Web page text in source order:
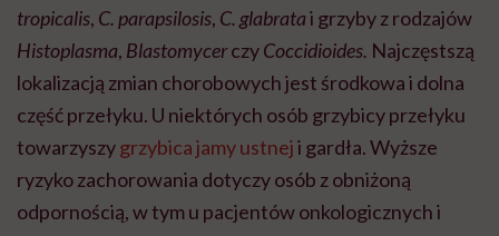
tropicalis, C. parapsilosis, C. glabratai grzyby z rodzajów
Histoplasma, BlastomycerczyCoccidioides. Najczęstszą
lokalizacją zmian chorobowych jest środkowa i dolna
część przełyku. U niektórych osób grzybicy przełyku
towarzyszygrzybica jamy ustneji gardła. Wyższe
ryzyko zachorowania dotyczy osób z obniżoną
odpornością, w tym u pacjentów onkologicznych i